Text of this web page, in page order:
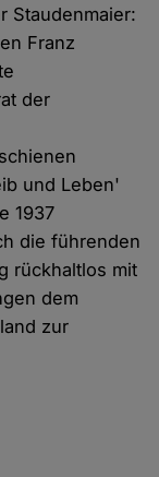
Staudenmaier:
Franz
der
und Leben'
1937
die führenden
rückhaltlos mit
dem
zur